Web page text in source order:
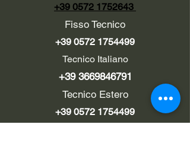
+39 0572 1752643
Fisso Tecnico
+39 0572 1754499
Tecnico Italiano
+39 3669846791
Tecnico Estero
+39 0572 1754499